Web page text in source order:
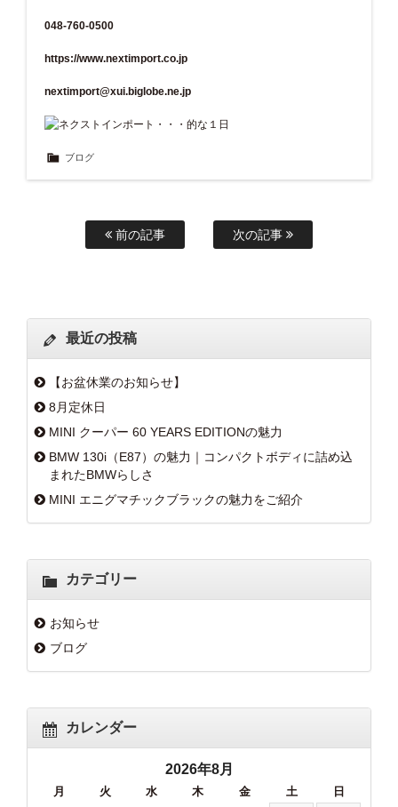
048-760-0500
https://www.nextimport.co.jp
nextimport@xui.biglobe.ne.jp
ブログ
前の記事 次の記事
最近の投稿
【お盆休業のお知らせ】
8月定休日
MINI クーパー 60 YEARS EDITIONの魅力
BMW 130i（E87）の魅力｜コンパクトボディに詰め込
まれたBMWらしさ
MINI エニグマチックブラックの魅力をご紹介
カテゴリー
お知らせ
ブログ
カレンダー
2026年8月
月 火 水 木 金 土 日